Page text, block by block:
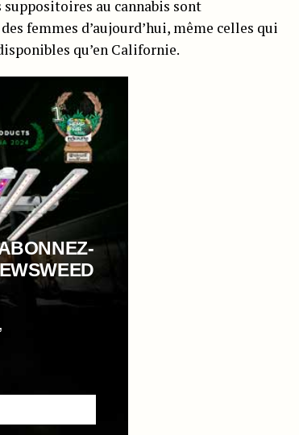
suppositoires au cannabis sont
femmes d’aujourd’hui, même celles qui
qu’en Californie.